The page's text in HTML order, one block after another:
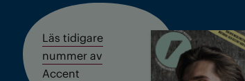
Läs tidigare
nummer av
Accent